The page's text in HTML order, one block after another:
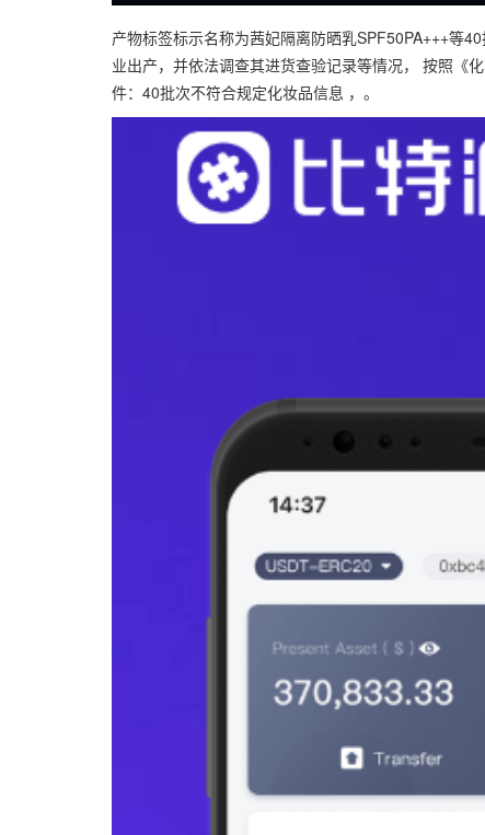
产物标签标示名称为茜妃隔离防晒乳SPF50PA+++等
业出产，并依法调查其进货查验记录等情况， 按照《
件：40批次不符合规定化妆品信息 ，。